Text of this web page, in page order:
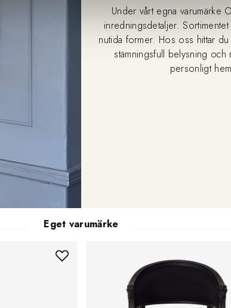
Under vårt egna varumärke
inredningsdetaljer.
nutida former. Hos oss hittar
stämningsfull belysning
personligt
Eget varumärke